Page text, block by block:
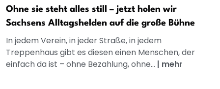
Ohne sie steht alles still – jetzt holen wir
Sachsens Alltagshelden auf die große Bühne
In jedem Verein, in jeder Straße, in jedem
Treppenhaus gibt es diesen einen Menschen, der
einfach da ist – ohne Bezahlung, ohne... | mehr